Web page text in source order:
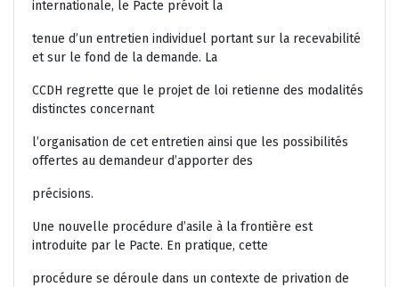
internationale, le Pacte prévoit la
tenue d’un entretien individuel portant sur la recevabilité
et sur le fond de la demande. La
CCDH regrette que le projet de loi retienne des modalités
distinctes concernant
l’organisation de cet entretien ainsi que les possibilités
offertes au demandeur d’apporter des
précisions.
Une nouvelle procédure d’asile à la frontière est
introduite par le Pacte. En pratique, cette
procédure se déroule dans un contexte de privation de